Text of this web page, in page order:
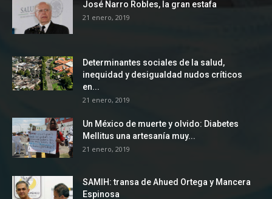
José Narro Robles, la gran estafa
21 enero, 2019
Determinantes sociales de la salud,
inequidad y desigualdad nudos críticos
en...
21 enero, 2019
Un México de muerte y olvido: Diabetes
Mellitus una artesanía muy...
21 enero, 2019
SAMIH: transa de Ahued Ortega y Mancera
Espinosa